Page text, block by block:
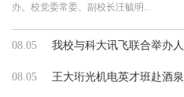
办。校党委常委、副校长汪毓明...
08.05 我校与科大讯飞联合举办人
08.05 王大珩光机电英才班赴酒